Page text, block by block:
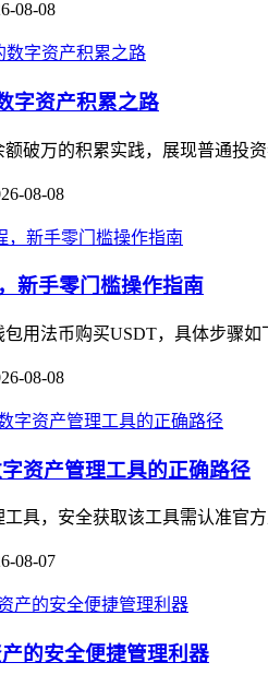
08-08
字资产积累之路
破万的积累实践，展现普通投
08-08
新手零门槛操作指南
用法币购买USDT，具体步骤
08-08
资产管理工具的正确路径
具，安全获取该工具需认准官
08-07
的安全便捷管理利器